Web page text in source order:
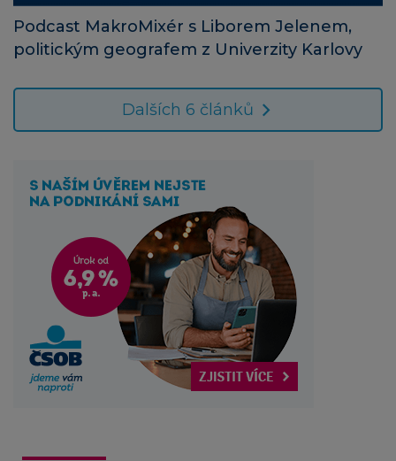
Podcast MakroMixér s Liborem Jelenem,
politickým geografem z Univerzity Karlovy
Dalších 6 článků